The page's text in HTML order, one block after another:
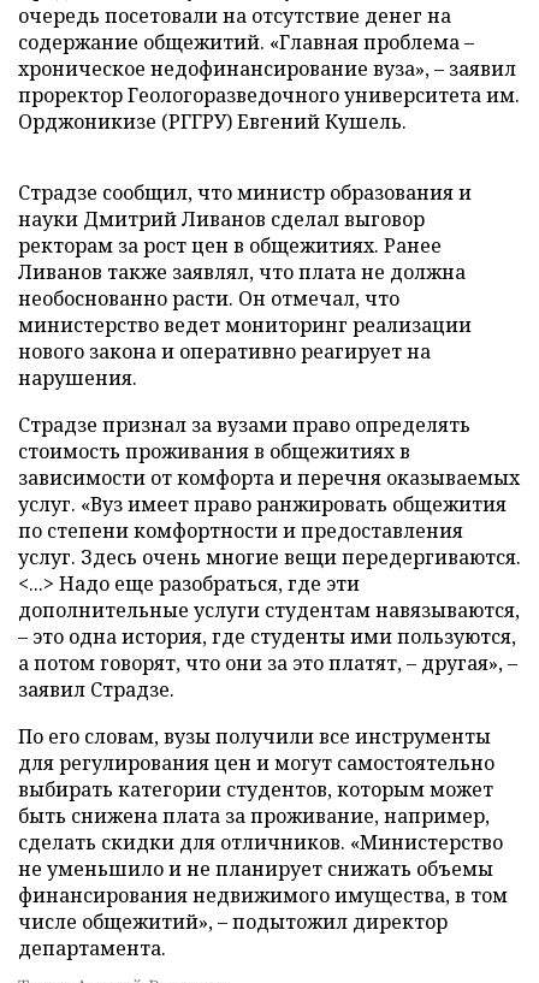
очередь посетовали на отсутствие денег на
содержание общежитий. «Главная проблема –
хроническое недофинансирование вуза», – заявил
проректор Геологоразведочного университета им.
Орджоникизе (РГГРУ) Евгений Кушель.
Страдзе сообщил, что министр образования и
науки Дмитрий Ливанов сделал выговор
ректорам за рост цен в общежитиях. Ранее
Ливанов также заявлял, что плата не должна
необоснованно расти. Он отмечал, что
министерство ведет мониторинг реализации
нового закона и оперативно реагирует на
нарушения.
Страдзе признал за вузами право определять
стоимость проживания в общежитиях в
зависимости от комфорта и перечня оказываемых
услуг. «Вуз имеет право ранжировать общежития
по степени комфортности и предоставления
услуг. Здесь очень многие вещи передергиваются.
<...> Надо еще разобраться, где эти
дополнительные услуги студентам навязываются,
– это одна история, где студенты ими пользуются,
а потом говорят, что они за это платят, – другая», –
заявил Страдзе.
По его словам, вузы получили все инструменты
для регулирования цен и могут самостоятельно
выбирать категории студентов, которым может
быть снижена плата за проживание, например,
сделать скидки для отличников. «Министерство
не уменьшило и не планирует снижать объемы
финансирования недвижимого имущества, в том
числе общежитий», – подытожил директор
департамента.